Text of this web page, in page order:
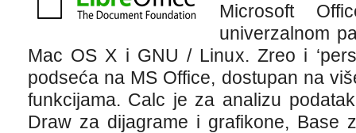
Microsoft
univerzalnom
Mac OS X i GNU / Linux. Zreo i
podseća na MS Office, dostupan na
funkcijama. Calc je za analizu
Draw za dijagrame i grafikone, Base